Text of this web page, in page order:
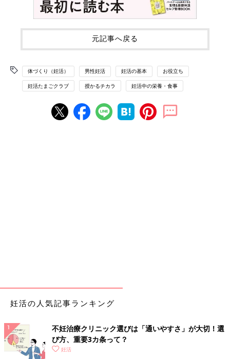
元記事へ戻る
体づくり（妊活） 男性妊活 妊活の基本 お役立ち
妊活たまごクラブ 授かるチカラ 妊活中の栄養・食事
妊活の人気記事ランキング
不妊治療クリニック選びは「通いやすさ」が大切！選
び方、重要3カ条って？
妊活